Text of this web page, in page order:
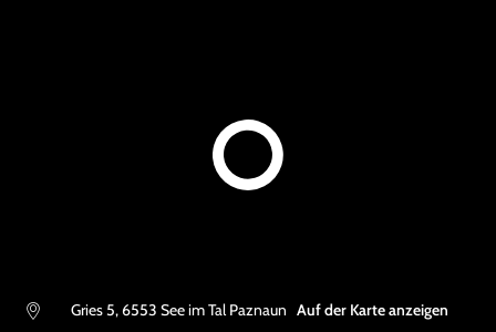
Gries 5,6553 See im Tal Paznaun Auf der Karte anzeigen